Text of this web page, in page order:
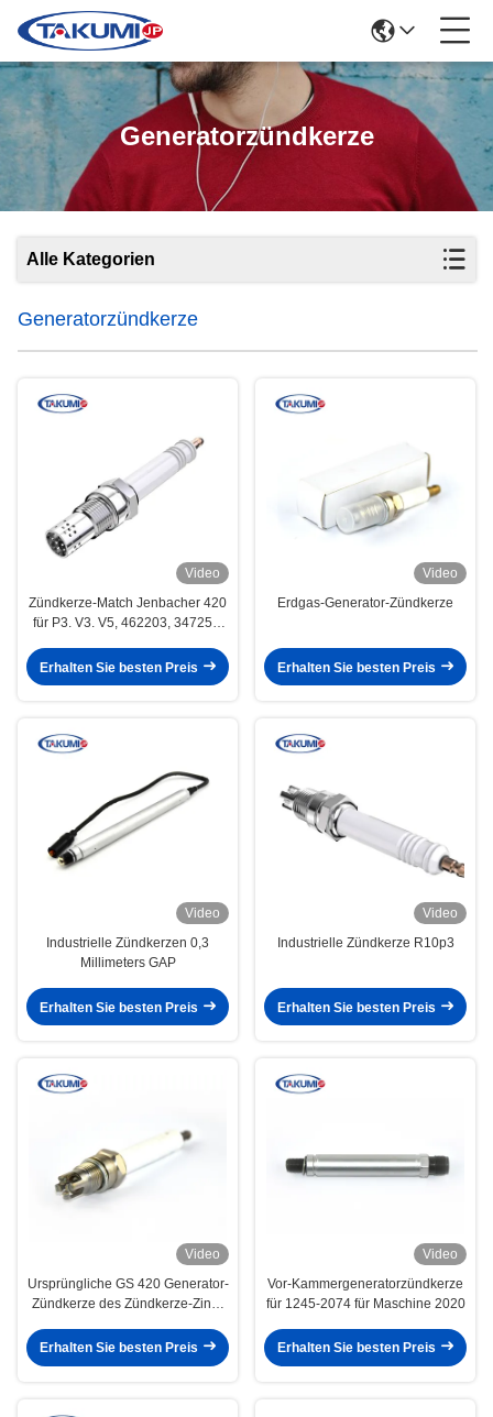
Generatorzündkerze
Alle Kategorien
Generatorzündkerze
Video
Zündkerze-Match Jenbacher 420
für P3. V3. V5, 462203, 347257,
Erhalten Sie besten Preis
Video
Erdgas-Generator-Zündkerze
Erhalten Sie besten Preis
Video
Industrielle Zündkerzen 0,3
Millimeters GAP
Erhalten Sie besten Preis
Video
Industrielle Zündkerze R10p3
Erhalten Sie besten Preis
Video
Ursprüngliche GS 420 Generator-
Zündkerze des Zündkerze-Zinn-
Erhalten Sie besten Preis
Video
Vor-Kammergeneratorzündkerze
für 1245-2074 für Maschine 2020
Erhalten Sie besten Preis